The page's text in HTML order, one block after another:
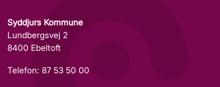
Syddjurs Kommune
Lundbergsvej 2
8400 Ebeltoft
Telefon: 87 53 50 00